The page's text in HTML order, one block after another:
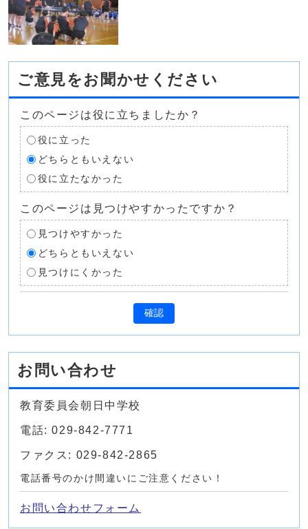
ご意見をお聞かせください
このページは役に立ちましたか？
役に立った
どちらともいえない
役に立たなかった
このページは見つけやすかったですか？
見つけやすかった
どちらともいえない
見つけにくかった
確認
お問い合わせ
教育委員会朝日中学校
電話: 029-842-7771
ファクス: 029-842-2865
電話番号のかけ間違いにご注意ください！
お問い合わせフォーム